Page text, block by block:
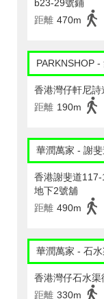
b23-29號鋪
距離 470m
PARKNSHOP
香港灣仔軒尼
距離 190m
華潤萬家 - 謝
香港謝斐道
地下2號舖
距離 490m
華潤萬家 - 石
香港灣仔石水
距離 330m